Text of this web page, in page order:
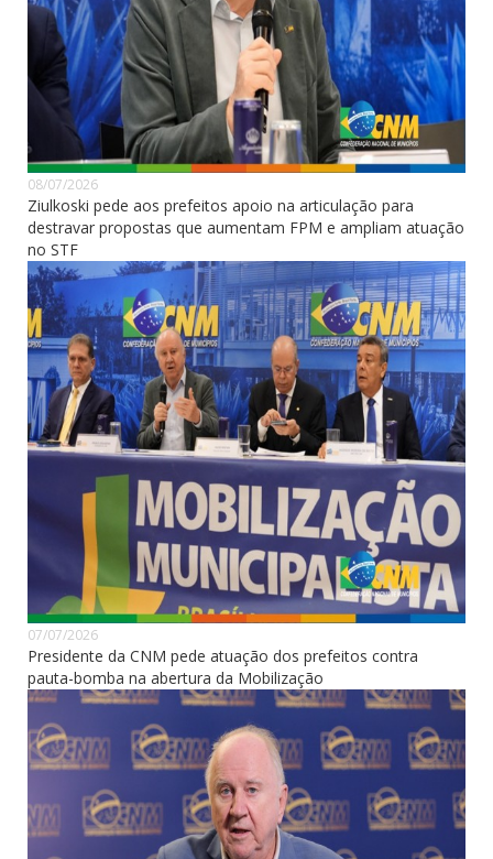
08/07/2026
Ziulkoski pede aos prefeitos apoio na articulação para
destravar propostas que aumentam FPM e ampliam atuação
no STF
07/07/2026
Presidente da CNM pede atuação dos prefeitos contra
pauta-bomba na abertura da Mobilização